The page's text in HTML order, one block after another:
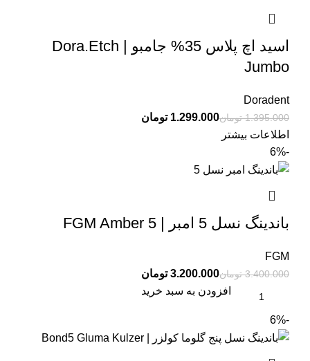
اسید اچ پلاس 35% جامبو | Dora.Etch
Jumbo
Doradent
1.395.000 تومان1.299.000 تومان
اطلاعات بیشتر
-6%
باندینگ نسل 5 امبر | FGM Amber 5
FGM
3.400.000 تومان3.200.000 تومان
افزودن به سبد خرید
-6%